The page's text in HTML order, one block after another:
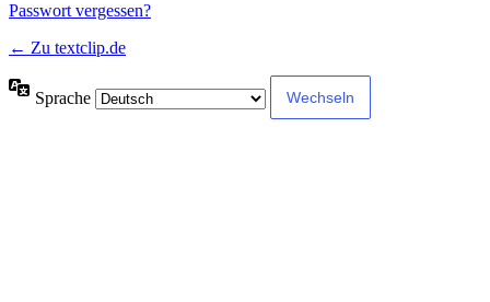
Passwort vergessen?
← Zu textclip.de
Sprache